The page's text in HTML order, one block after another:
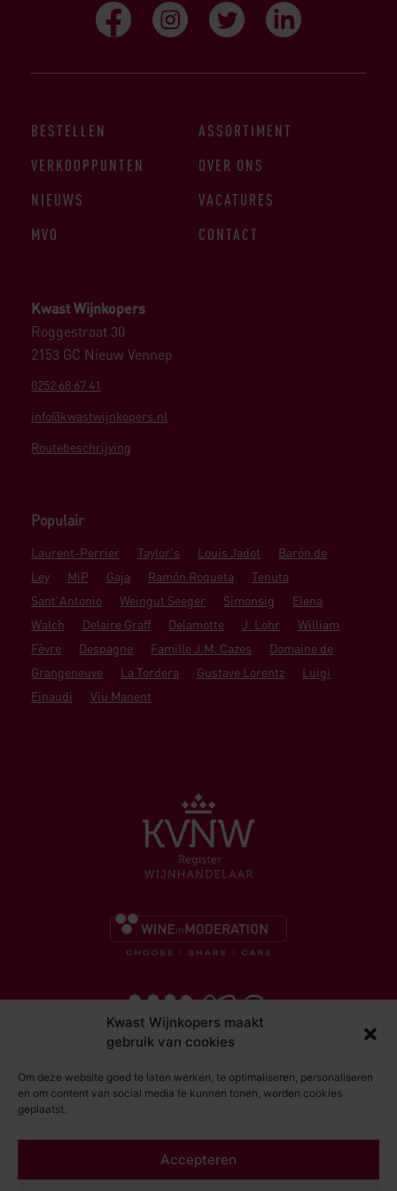
Kwast Wijnkopers maakt
gebruik van cookies
Om deze website goed te laten werken, te optimaliseren, personaliseren
en om content van social media te kunnen tonen, worden cookies
geplaatst.
Accepteren
Kwast Wijnkopers
Roggestraat 30
2153 GC Nieuw Vennep
0252 68 67 41
info@kwastwijnkopers.nl
Routebeschrijving
Populair
Laurent-Perrier Taylor's Louis Jadot
Barón de
Ley
MiP Gaja Ramón Roqueta
Tenuta
Sant'Antonio
Weingut Seeger Simonsig
Elena
Walch
Delaire Graff Delamotte J. Lohr
William
Fèvre
Despagne Famille J.M. Cazes
Domaine de
Grangeneuve
La Tordera Gustave Lorentz
Luigi
Einaudi
Viu Manent
BESTELLEN
ASSORTIMENT
VERKOOPPUNTEN
OVER ONS
NIEUWS
VACATURES
MVO
CONTACT
DISCLAIMER